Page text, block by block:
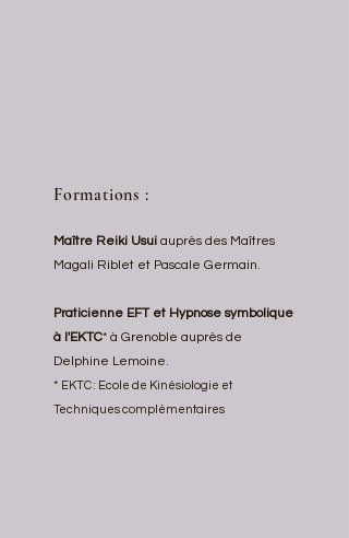
Formations :
Maître Reiki Usui auprès des Maîtres
Magali Riblet et Pascale Germain.
Praticienne EFT et Hypnose symbolique
à l'EKTC* à Grenoble auprès de
Delphine Lemoine.
* EKTC : Ecole de Kinésiologie et
Techniques complémentaires